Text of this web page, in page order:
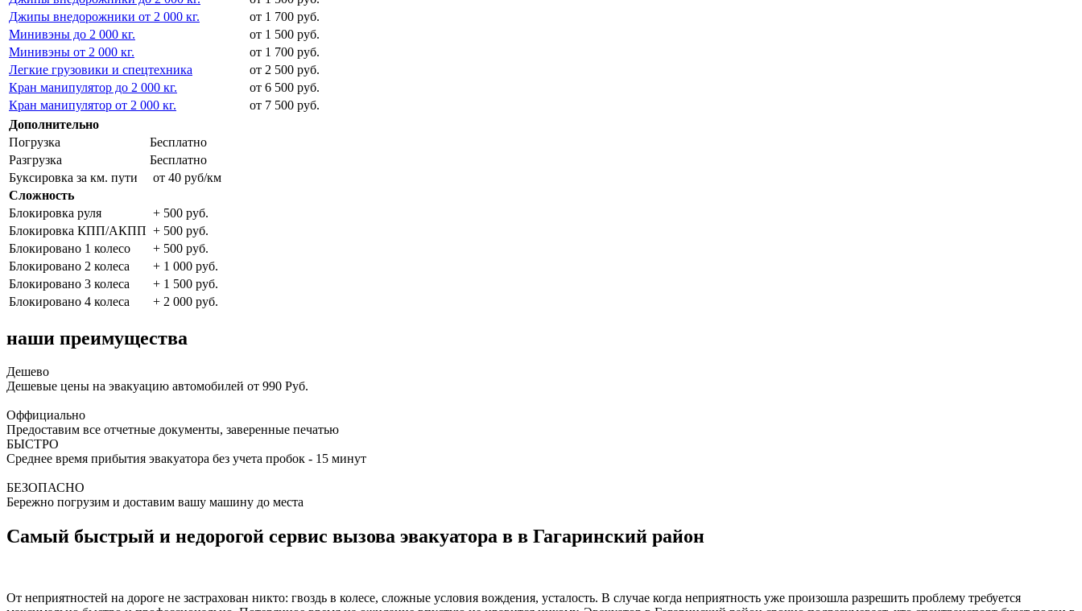
Джипы внедорожники от 2 000 кг.
от 1 700 руб.
Минивэны до 2 000 кг.
от 1 500 руб.
Минивэны от 2 000 кг.
от 1 700 руб.
Легкие грузовики и спецтехника
от 2 500 руб.
Кран манипулятор до 2 000 кг.
от 6 500 руб.
Кран манипулятор от 2 000 кг.
от 7 500 руб.
Дополнительно
Погрузка
Бесплатно
Разгрузка
Бесплатно
Буксировка за км. пути
от 40 руб/км
Сложность
Блокировка руля
+ 500 руб.
Блокировка КПП/АКПП + 500 руб.
Блокировано 1 колесо
+ 500 руб.
Блокировано 2 колеса
+ 1 000 руб.
Блокировано 3 колеса
+ 1 500 руб.
Блокировано 4 колеса
+ 2 000 руб.
наши преимущества
Дешево
Дешевые цены на эвакуацию автомобилей от 990 Руб.
Оффициально
Предоставим все отчетные документы, заверенные печатью
БЫСТРО
Среднее время прибытия эвакуатора без учета пробок - 15 минут
БЕЗОПАСНО
Бережно погрузим и доставим вашу машину до места
Самый быстрый и недорогой сервис вызова эвакуатора в в Гагаринский район
От неприятностей на дороге не застрахован никто: гвоздь в колесе, сложные условия вождения, усталость. В случае когда неприятность уже произошла разрешить проблему требуется